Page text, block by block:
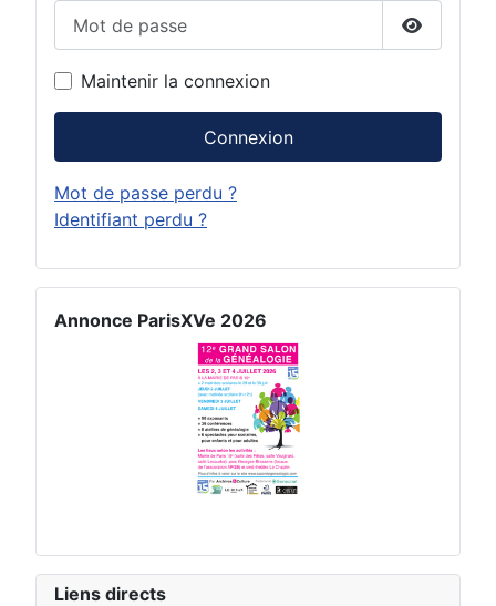
Afficher
Maintenir la connexion
Connexion
Mot de passe perdu ?
Identifiant perdu ?
Annonce ParisXVe 2026
Liens directs